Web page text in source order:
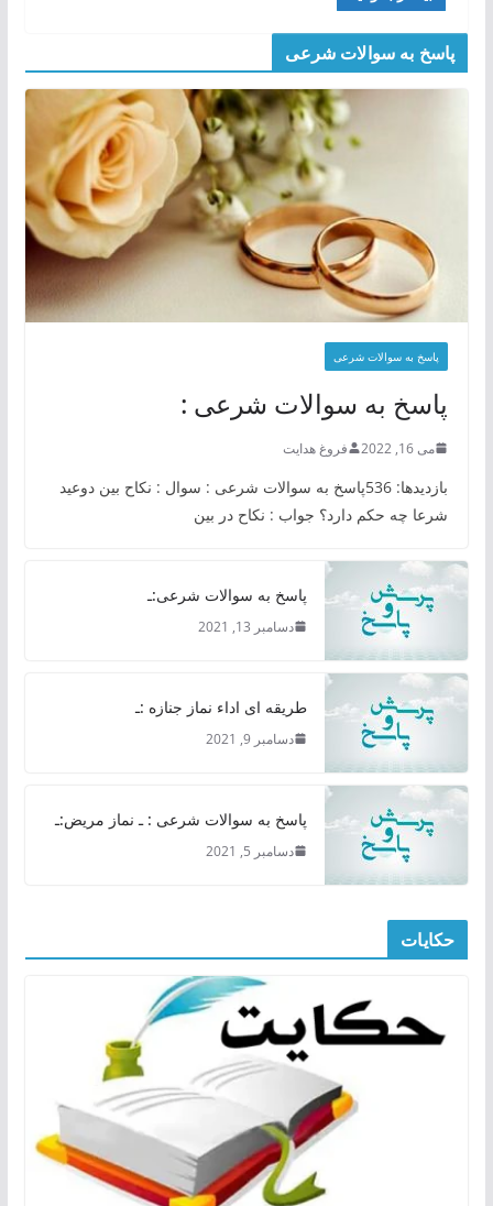
پاسخ به سوالات شرعی
پاسخ به سوالات شرعی
پاسخ به سوالات شرعی :
می 16, 2022 فروغ هدایت
بازدیدها: 536پاسخ به سوالات شرعی : سوال : نکاح بین دوعید
شرعا چه حکم دارد؟ جواب : نکاح در بین
پاسخ به سوالات شرعی:ـ
دسامبر 13, 2021
طریقه ای اداء نماز جنازه :ـ
دسامبر 9, 2021
پاسخ به سوالات شرعی : ـ نماز مریض:ـ
دسامبر 5, 2021
حکایات